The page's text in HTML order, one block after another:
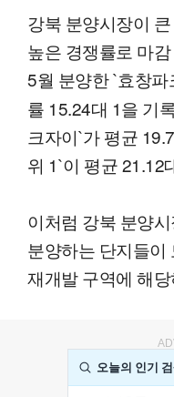
강북 분양시장이
높은 경쟁률로 마
5월 분양한 `효창파
률 15.24대 1을 기
크자이`가 평균
위 1`이 평균 21.12
이처럼 강북 분양
분양하는 단지들이
재개발 구역에 해